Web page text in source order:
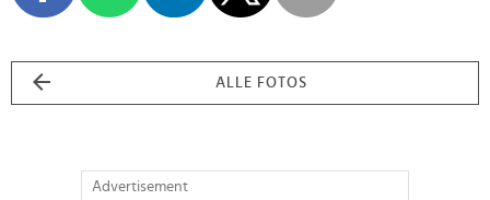
ALLE FOTOS
Advertisement